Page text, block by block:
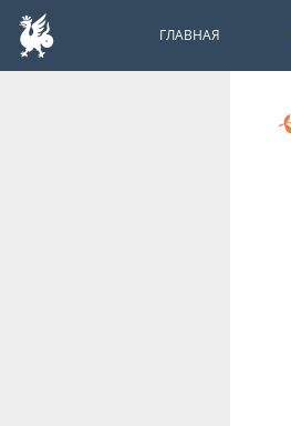
ГЛАВНАЯ